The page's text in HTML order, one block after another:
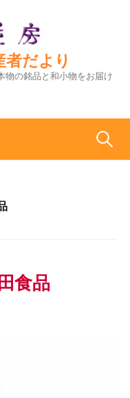
だより
物の銘品と和小物をお届け
検
食品